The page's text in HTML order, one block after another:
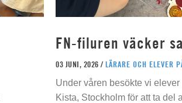
FN-filuren väcker
03 JUNI, 2026 / LÄRARE OCH ELEVER
Under våren besökte vi
Kista, Stockholm för att ta del